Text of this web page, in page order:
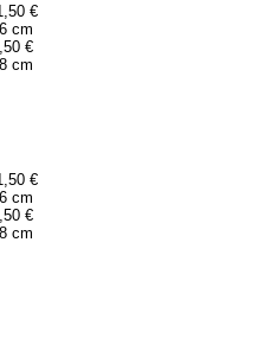
€
cm
€
cm
€
cm
€
cm